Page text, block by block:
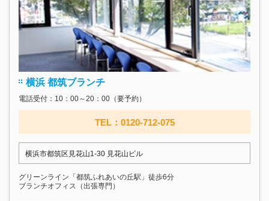
横浜 都筑ブランチ
電話受付：10：00～20：00（要予約）
TEL：0120-712-075
横浜市都筑区見花山1-30 見花山ビル
グリーンライン「都筑ふれあいの丘駅」徒歩6分
ブランチオフィス（出張専門）